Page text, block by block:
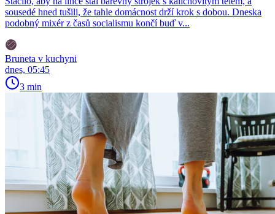
sousedé hned tušili, že tahle domácnost drží krok s dobou. Dneska
podobný mixér z časů socialismu končí buď v...
Bruneta v kuchyni
dnes, 05:45
3 min